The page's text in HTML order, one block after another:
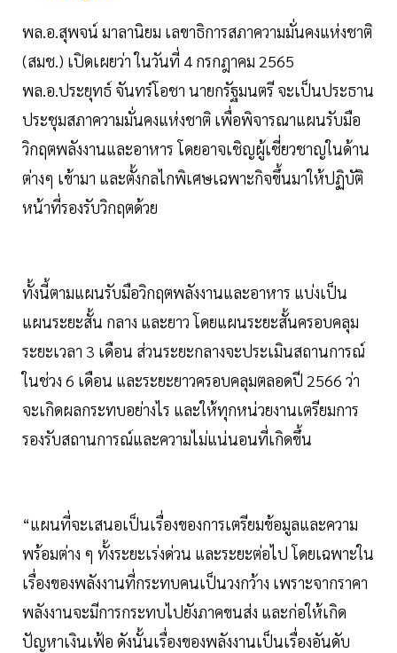
พล.อ.สุพจน์ มาลานิยม เลขาธิการสภาความมั่นคงแห่งชาติ
(สมช.) เปิดเผยว่า ในวันที่ 4 กรกฎาคม 2565
พล.อ.ประยุทธ์ จันทร์โอชา นายกรัฐมนตรี จะเป็นประธาน
ประชุมสภาความมั่นคงแห่งชาติ เพื่อพิจารณาแผนรับมือ
วิกฤตพลังงานและอาหาร โดยอาจเชิญผู้เชี่ยวชาญในด้าน
ต่างๆ เข้ามา และตั้งกลไกพิเศษเฉพาะกิจขึ้นมาให้ปฏิบัติ
หน้าที่รองรับวิกฤตด้วย
ทั้งนี้ตามแผนรับมือวิกฤตพลังงานและอาหาร แบ่งเป็น
แผนระยะสั้น กลาง และยาว โดยแผนระยะสั้นครอบคลุม
ระยะเวลา 3 เดือน ส่วนระยะกลางจะประเมินสถานการณ์
ในช่วง 6 เดือน และระยะยาวครอบคลุมตลอดปี 2566 ว่า
จะเกิดผลกระทบอย่างไร และให้ทุกหน่วยงานเตรียมการ
รองรับสถานการณ์และความไม่แน่นอนที่เกิดขึ้น
“แผนที่จะเสนอเป็นเรื่องของการเตรียมข้อมูลและความ
พร้อมต่าง ๆ ทั้งระยะเร่งด่วน และระยะต่อไป โดยเฉพาะใน
เรื่องของพลังงานที่กระทบคนเป็นวงกว้าง เพราะจากราคา
พลังงานจะมีการกระทบไปยังภาคขนส่ง และก่อให้เกิด
ปัญหาเงินเฟ้อ ดังนั้นเรื่องของพลังงานเป็นเรื่องอันดับ